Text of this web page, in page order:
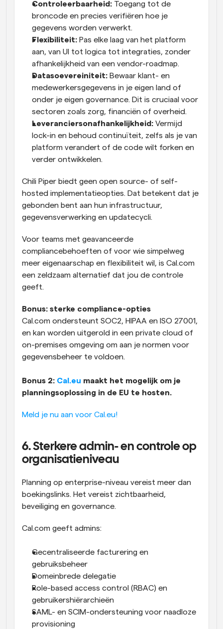
Controleerbaarheid: Toegang tot de
broncode en precies verifiëren hoe je
gegevens worden verwerkt.
Flexibiliteit: Pas elke laag van het platform
aan, van UI tot logica tot integraties, zonder
afhankelijkheid van een vendor-roadmap.
Datasoevereiniteit: Bewaar klant- en
medewerkersgegevens in je eigen land of
onder je eigen governance. Dit is cruciaal voor
sectoren zoals zorg, financiën of overheid.
Leveranciersonafhankelijkheid: Vermijd
lock-in en behoud continuïteit, zelfs als je van
platform verandert of de code wilt forken en
verder ontwikkelen.
Chili Piper biedt geen open source- of self-
hosted implementatieopties. Dat betekent dat je
gebonden bent aan hun infrastructuur,
gegevensverwerking en updatecycli.
Voor teams met geavanceerde
compliancebehoeften of voor wie simpelweg
meer eigenaarschap en flexibiliteit wil, is Cal.com
een zeldzaam alternatief dat jou de controle
geeft.
Bonus: sterke compliance-opties
Cal.com ondersteunt SOC2, HIPAA en ISO 27001,
en kan worden uitgerold in een private cloud of
on-premises omgeving om aan je normen voor
gegevensbeheer te voldoen.
Bonus 2: Cal.eu maakt het mogelijk om je
planningsoplossing in de EU te hosten.
Meld je nu aan voor Cal.eu!
6. Sterkere admin- en controle op
organisatieniveau
Planning op enterprise-niveau vereist meer dan
boekingslinks. Het vereist zichtbaarheid,
beveiliging en governance.
Cal.com geeft admins:
Gecentraliseerde facturering en
gebruiksbeheer
Domeinbrede delegatie
Role-based access control (RBAC) en
gebruikershiërarchieën
SAML- en SCIM-ondersteuning voor naadloze
provisioning